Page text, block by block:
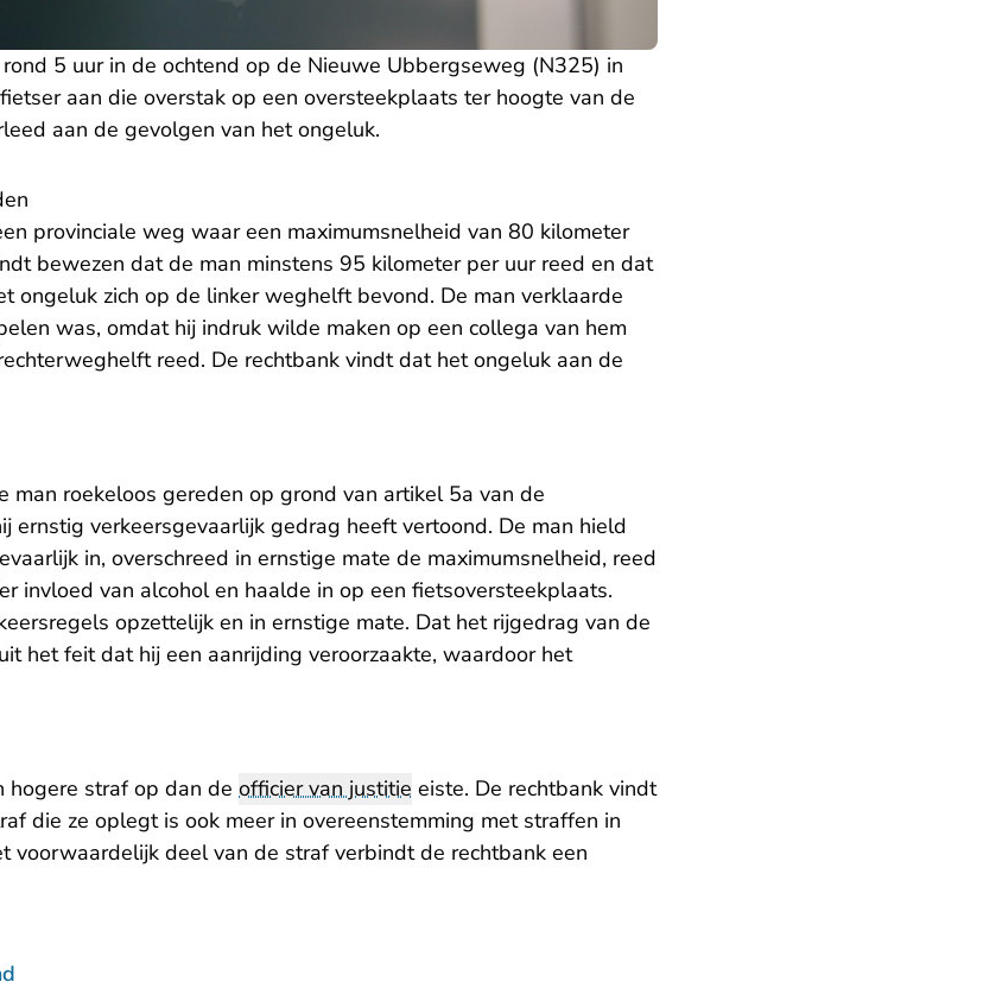
5 uur in de ochtend op de Nieuwe Ubbergseweg (N325) in
aan die overstak op een oversteekplaats ter hoogte van de
aan de gevolgen van het ongeluk.
provinciale weg waar een maximumsnelheid van 80 kilometer
bewezen dat de man minstens 95 kilometer per uur reed en dat
ongeluk zich op de linker weghelft bevond. De man verklaarde
was, omdat hij indruk wilde maken op een collega van hem
reed. De rechtbank vindt dat het ongeluk aan de
man roekeloos gereden op grond van artikel 5a van de
ernstig verkeersgevaarlijk gedrag heeft vertoond. De man hield
in, overschreed in ernstige mate de maximumsnelheid, reed
invloed van alcohol en haalde in op een fietsoversteekplaats.
opzettelijk en in ernstige mate. Dat het rijgedrag van de
het feit dat hij een aanrijding veroorzaakte, waardoor het
hogere straf op dan de officier van justitie eiste. De rechtbank vindt
die ze oplegt is ook meer in overeenstemming met straffen in
voorwaardelijk deel van de straf verbindt de rechtbank een